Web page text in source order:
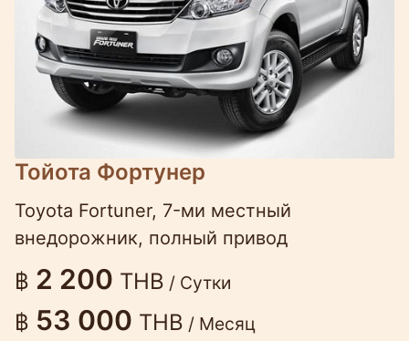
Тойота Фортунер
Toyota Fortuner, 7-ми местный
внедорожник, полный привод
฿ 2 200 THB / Сутки
฿ 53 000 THB / Месяц